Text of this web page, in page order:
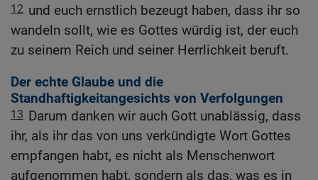
12 und euch ernstlich bezeugt haben, dass ihr so
wandeln sollt, wie es Gottes würdig ist, der euch
zu seinem Reich und seiner Herrlichkeit beruft.
Der echte Glaube und die
Standhaftigkeitangesichts von Verfolgungen
13 Darum danken wir auch Gott unablässig, dass
ihr, als ihr das von uns verkündigte Wort Gottes
empfangen habt, es nicht als Menschenwort
aufgenommen habt, sondern als das, was es in